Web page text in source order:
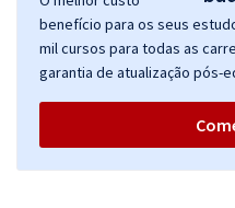
benefício para os seus
mil cursos para todas as
garantia de atualização pós-